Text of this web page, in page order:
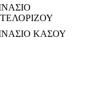
ΚΑΣΟΥ